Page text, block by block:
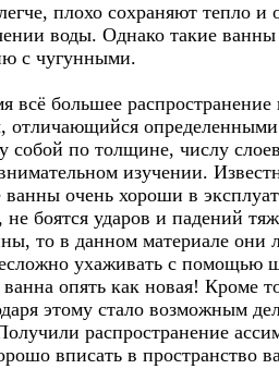
плохо сохраняют тепло и
воды. Однако такие
с чугунными.
всё большее
отличающийся
собой по толщине, числу
изучении.
ванны очень хороши в
не боятся ударов и падений
то в данном материале они
ухаживать с помощью
опять как новая! Кроме
этому стало возможным
распространение
вписать в пространство